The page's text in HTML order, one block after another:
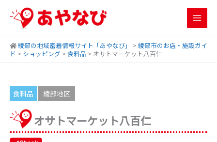
綾部の地域密着情報サイト「あやなび」 > 綾部市のお店・施設ガイ
ド > ショッピング > 食料品 > オサトマーケット八百仁
食料品 綾部地区
オサトマーケット八百仁